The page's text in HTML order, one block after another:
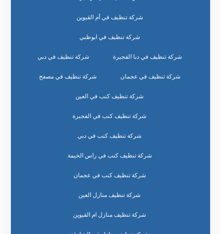
شركة تنظيف في أم القيوين
شركة تنظيف في ابوظبي
شركة تنظيف في دبا الفجيرة شركة تنظيف في دبي
شركة تنظيف في عجمان شركة تنظيف في مصفح
شركة تنظيف كنب في العين
شركة تنظيف كنب في الفجيرة
شركة تنظيف كنب في دبي
شركة تنظيف كنب في راس الخيمة
شركة تنظيف كنب في عجمان
شركة تنظيف منازل العين
شركة تنظيف منازل ام القيوين